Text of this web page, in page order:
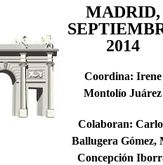
MADRID,
2014
Coordina: Irene
Montolío Juárez
Colaboran:
Ballugera Gómez,
Concepción